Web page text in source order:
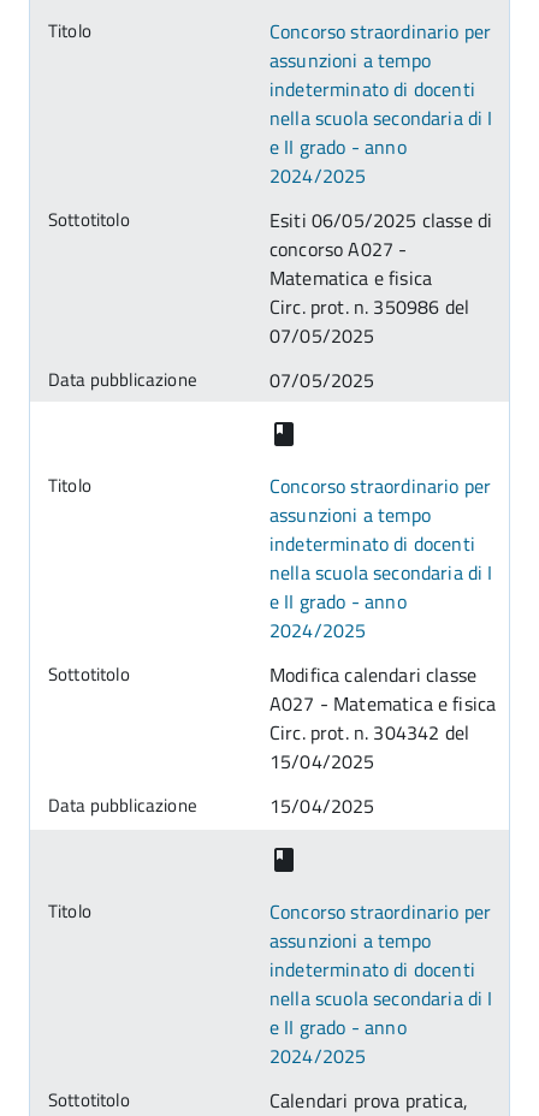
Concorso straordinario per
assunzioni a tempo
indeterminato di docenti
nella scuola secondaria di I
e II grado - anno
2024/2025
Esiti 06/05/2025 classe di
concorso A027 -
Matematica e fisica
Circ. prot. n. 350986 del
07/05/2025
07/05/2025
Concorso straordinario per
assunzioni a tempo
indeterminato di docenti
nella scuola secondaria di I
e II grado - anno
2024/2025
Modifica calendari classe
A027 - Matematica e fisica
Circ. prot. n. 304342 del
15/04/2025
15/04/2025
Concorso straordinario per
assunzioni a tempo
indeterminato di docenti
nella scuola secondaria di I
e II grado - anno
2024/2025
Calendari prova pratica,